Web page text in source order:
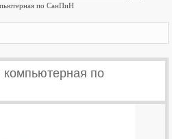
по СанПиН
компьютерная по